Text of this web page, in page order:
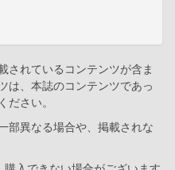
されているコンテンツが含ま
は、本誌のコンテンツであっ
ださい。
部異なる場合や、掲載されな